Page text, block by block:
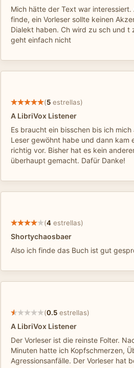
Mich hätte der Text war interessiert.
finde, ein Vorleser sollte keinen
Dialekt haben. Ch wird zu sch und t
geht einfach nicht
(5 estrellas)
A LibriVox Listener
Es braucht ein bisschen bis ich mich
Leser gewöhnt habe und dann kam
richtig vor. Bisher hat es kein
überhaupt gemacht. Dafür Danke!
(4 estrellas)
Shortychaosbaer
Also ich finde das Buch ist gut
(0.5 estrellas)
A LibriVox Listener
Der Vorleser ist die reinste Folter.
Minuten hatte ich Kopfschmerzen,
Agressionsanfälle. Der Vorleser hat